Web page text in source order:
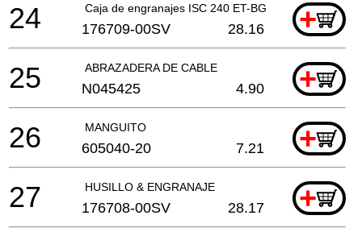
Caja de engranajes ISC 240 ET-BG +
24 176709-00SV 28.16
ABRAZADERA DE CABLE +
25 N045425 4.90
MANGUITO +
26 605040-20 7.21
HUSILLO & ENGRANAJE +
27 176708-00SV 28.17